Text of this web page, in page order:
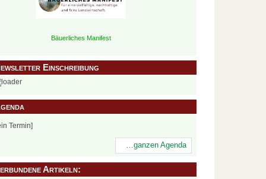
Bäuerliches Manifest
Einschreibung
Termin]
…ganzen Agenda
Artikeln: